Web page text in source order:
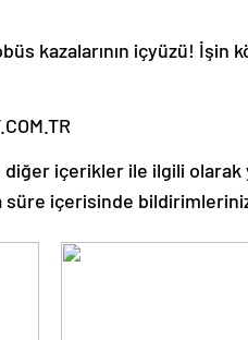
kazalarının içyüzü! İşin
diğer içerikler ile ilgili
içerisinde